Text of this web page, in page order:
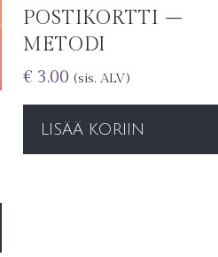
POSTIKORTTI –
METODI
€ 3.00 (sis. ALV)
LISÄÄ KORIIN